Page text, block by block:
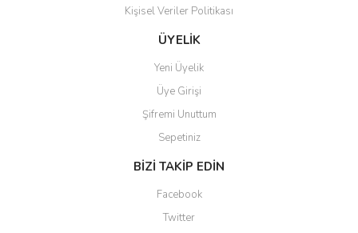
Gönder
Kişisel Veriler Politikası
ÜYELİK
Yeni Üyelik
Üye Girişi
Şifremi Unuttum
Sepetiniz
BİZİ TAKİP EDİN
Facebook
Twitter